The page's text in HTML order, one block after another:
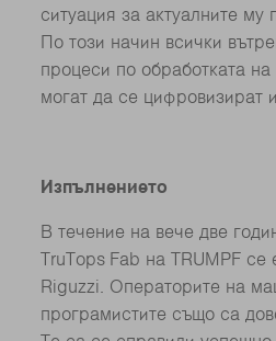
ситуация за актуалните му
По този начин всички
процеси по обработката
могат да се цифровизират
Изпълнението
В течение на вече две
TruTops Fab на TRUMPF се
Riguzzi. Операторите на
програмистите също са